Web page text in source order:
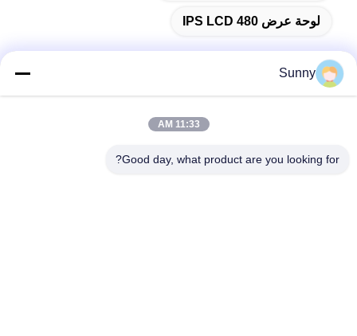
لوحة عرض 480 IPS LCD
العنوان
Sunny
11:33 AM
Good day, what product are you looking for?